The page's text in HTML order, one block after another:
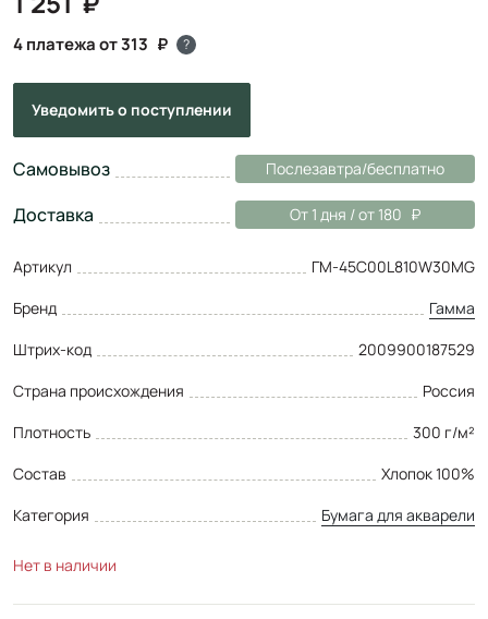
4 платежа от 313 ?
Уведомитьо поступлении
Самовывоз Послезавтра/бесплатно
Доставка От 1 дня / от 180
Артикул
ГМ-45C00L810W30MG
Бренд
Гамма
Штрих-код
2009900187529
Страна происхождения
Россия
Плотность
300 г/м²
Состав
Хлопок 100%
Категория
Бумага для акварели
Нет в наличии